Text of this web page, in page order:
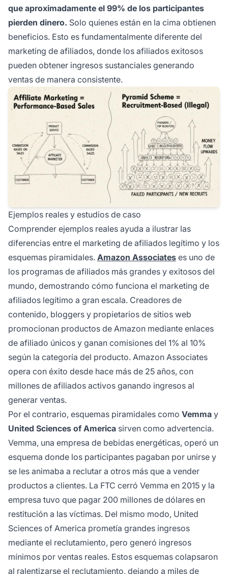
que aproximadamente el 99% de los participantes
pierden dinero. Solo quienes están en la cima obtienen
beneficios. Esto es fundamentalmente diferente del
marketing de afiliados, donde los afiliados exitosos
pueden obtener ingresos sustanciales generando
ventas de manera consistente.
Ejemplos reales y estudios de caso
Comprender ejemplos reales ayuda a ilustrar las
diferencias entre el marketing de afiliados legítimo y los
esquemas piramidales. Amazon Associates es uno de
los programas de afiliados más grandes y exitosos del
mundo, demostrando cómo funciona el marketing de
afiliados legítimo a gran escala. Creadores de
contenido, bloggers y propietarios de sitios web
promocionan productos de Amazon mediante enlaces
de afiliado únicos y ganan comisiones del 1% al 10%
según la categoría del producto. Amazon Associates
opera con éxito desde hace más de 25 años, con
millones de afiliados activos ganando ingresos al
generar ventas.
Por el contrario, esquemas piramidales como Vemma y
United Sciences of America sirven como advertencia.
Vemma, una empresa de bebidas energéticas, operó un
esquema donde los participantes pagaban por unirse y
se les animaba a reclutar a otros más que a vender
productos a clientes. La FTC cerró Vemma en 2015 y la
empresa tuvo que pagar 200 millones de dólares en
restitución a las víctimas. Del mismo modo, United
Sciences of America prometía grandes ingresos
mediante el reclutamiento, pero generó ingresos
mínimos por ventas reales. Estos esquemas colapsaron
al ralentizarse el reclutamiento, dejando a miles de